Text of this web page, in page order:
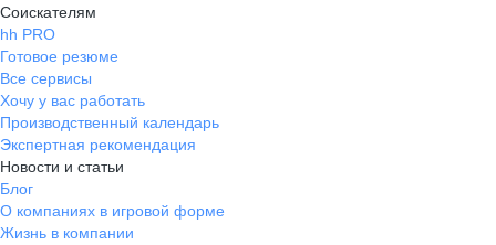
Соискателям
hh PRO
Готовое резюме
Все сервисы
Хочу у вас работать
Производственный календарь
Экспертная рекомендация
Новости и статьи
Блог
О компаниях в игровой форме
Жизнь в компании